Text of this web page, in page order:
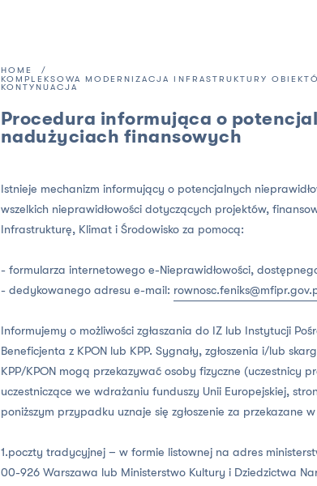
HOME
KOMPLEKSOWA MODERNIZACJA INFRASTRUKTURY
KONTYNUACJA
Procedura informująca o
nadużyciach finansowych
Istnieje mechanizm informujący o potencjalnych
wszelkich nieprawidłowości dotyczących projektów,
Infrastrukturę, Klimat i Środowisko za pomocą:
- formularza internetowego e-Nieprawidłowości,
- dedykowanego adresu e-mail:
Informujemy o możliwości zgłaszania do IZ lub Instytucji
Beneficjenta z KPON lub KPP. Sygnały, zgłoszenia i/lub
KPP/KPON mogą przekazywać osoby fizyczne (uczestnicy
uczestniczące we wdrażaniu funduszy Unii Europejskiej,
poniższym przypadku uznaje się zgłoszenie za przekazane
1.poczty tradycyjnej – w formie listownej na adres
00-926 Warszawa lub Ministerstwo Kultury i Dziedzictwa